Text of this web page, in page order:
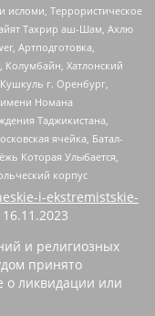
исломи, Террористическое
Тахрир аш-Шам, Ахлю
Артподготовка,
Колумбайн, Хатлонский
г. Оренбург,
имени Номана
Таджикистана,
ячейка, Батал-
Которая Улыбается,
корпус
i-ekstremistskie-
16.11.2023
и религиозных
принято
о ликвидации или